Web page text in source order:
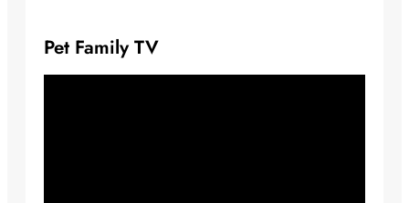
Pet Family TV